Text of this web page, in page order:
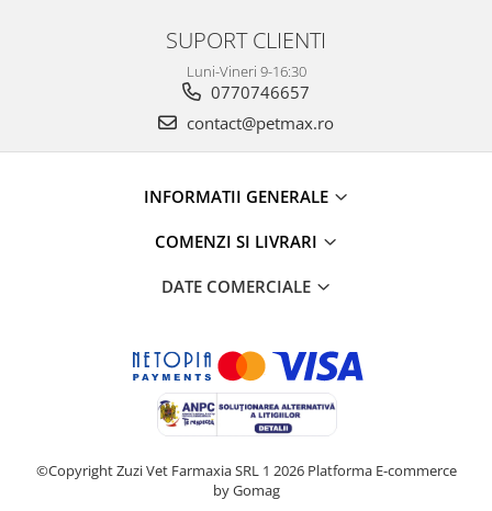
SUPORT CLIENTI
Luni-Vineri 9-16:30
0770746657
contact@petmax.ro
INFORMATII GENERALE
COMENZI SI LIVRARI
DATE COMERCIALE
©Copyright Zuzi Vet Farmaxia SRL 1 2026 Platforma E-commerce
by Gomag